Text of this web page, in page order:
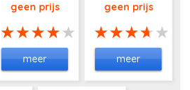
geen prijs
meer
geen prijs
meer